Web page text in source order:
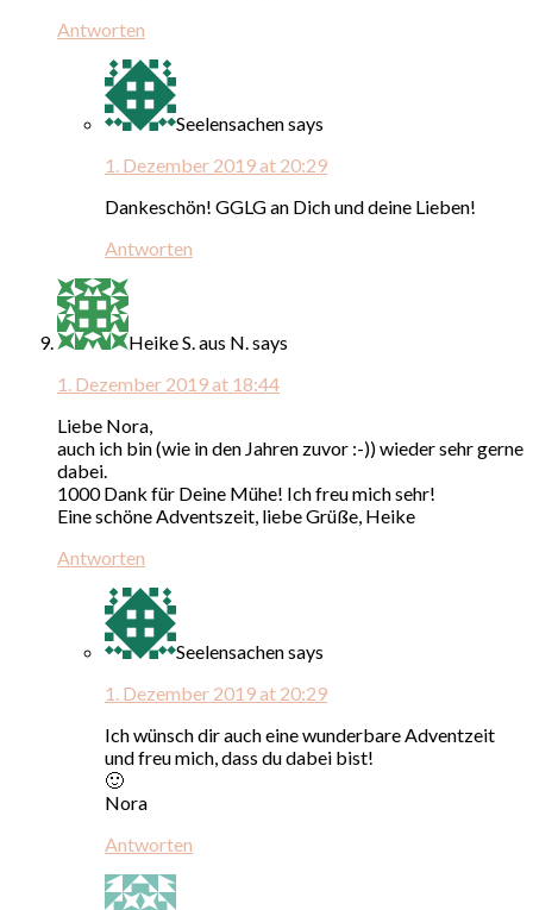
Antworten
Seelensachensays
1. Dezember 2019 at 20:29
Dankeschön! GGLG an Dich und deine Lieben!
Antworten
Heike S. aus N. says
1. Dezember 2019 at 18:44
Liebe Nora,
auch ich bin (wie in den Jahren zuvor :-)) wieder sehr gerne
dabei.
1000 Dank für Deine Mühe! Ich freu mich sehr!
Eine schöne Adventszeit, liebe Grüße, Heike
Antworten
Seelensachensays
1. Dezember 2019 at 20:29
Ich wünsch dir auch eine wunderbare Adventzeit
und freu mich, dass du dabei bist!
🙂
Nora
Antworten